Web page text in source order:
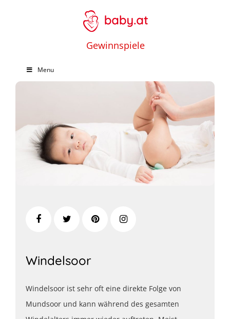
Gewinnspiele
Menu
Windelsoor
Windelsoor ist sehr oft eine direkte Folge von
Mundsoor und kann während des gesamten